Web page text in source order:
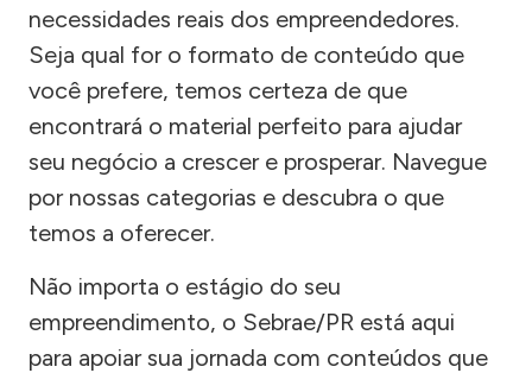
necessidades reais dos empreendedores.
Seja qual for o formato de conteúdo que
você prefere, temos certeza de que
encontrará o material perfeito para ajudar
seu negócio a crescer e prosperar. Navegue
por nossas categorias e descubra o que
temos a oferecer.
Não importa o estágio do seu
empreendimento, o Sebrae/PR está aqui
para apoiar sua jornada com conteúdos que